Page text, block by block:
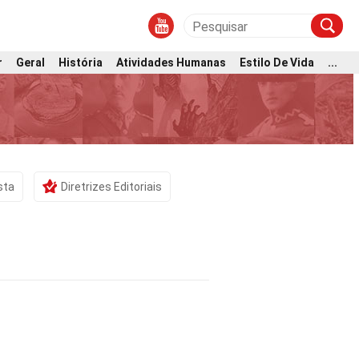
Geral História Atividades Humanas Estilo De Vida ...
Diretrizes Editoriais